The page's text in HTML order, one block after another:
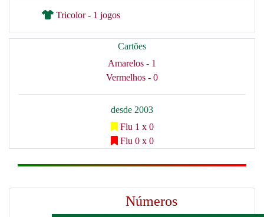
Tricolor - 1 jogos
Cartões
Amarelos - 1
Vermelhos - 0
desde 2003
Flu 1 x 0
Flu 0 x 0
Números